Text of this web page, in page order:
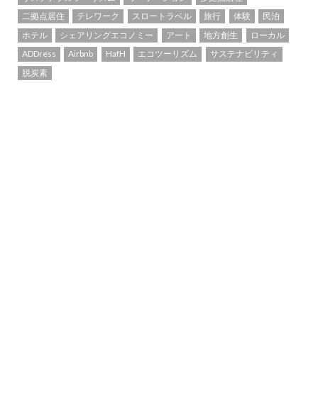
二拠点居住
テレワーク スロートラベル 旅行 体験
民泊
ホテル
シェアリングエコノミー アート 地方創生
ローカル
ADDress
Airbnb HafH エコツーリズム
サステナビリティ
脱炭素